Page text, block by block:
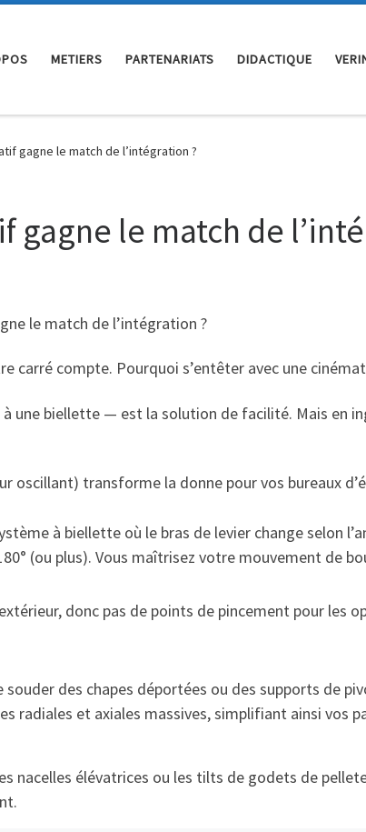
METIERS PARTENARIATS DIDACTIQUE
gagne le match de l’intégration ?
le match de
le match de l’intégration ?
carré compte. Pourquoi s’entêter avec une
une biellette — est la solution de facilité. Mais en
oscillant) transforme la donne pour vos bureaux
à biellette où le bras de levier change selon
(ou plus). Vous maîtrisez votre mouvement de
donc pas de points de pincement pour les
des chapes déportées ou des supports de
radiales et axiales massives, simplifiant ainsi vos
nacelles élévatrices ou les tilts de godets de